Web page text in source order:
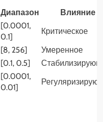
Диапазон
Влияние
[0.0001,
0.1]
Критическое
[8, 256]
Умеренное
[0.1, 0.5]
[0.0001,
0.01]